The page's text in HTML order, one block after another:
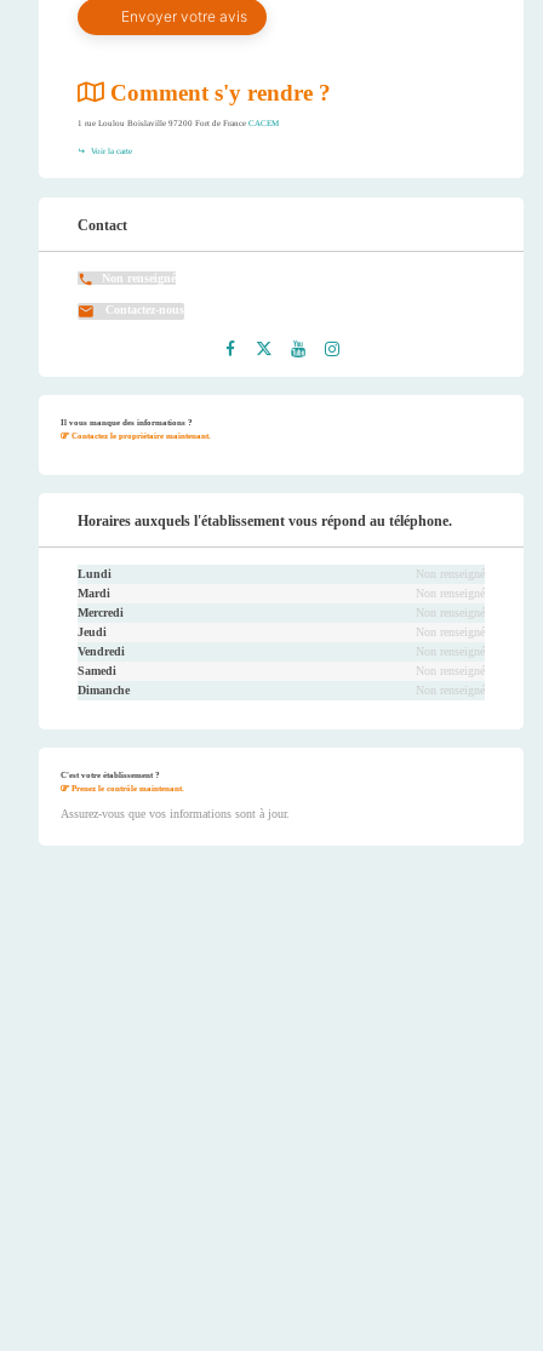
Comment s'y rendre ?
1 rue Loulou Boislaville 97200 Fort de France CACEM
Voir la carte
Contact
Non renseigné
Contactez-nous
Il vous manque des informations ?
Contactez le propriétaire maintenant.
Horaires auxquels l'établissement vous répond au téléphone.
Lundi
Non renseigné
Mardi
Non renseigné
Mercredi
Non renseigné
Jeudi
Non renseigné
Vendredi
Non renseigné
Samedi
Non renseigné
Dimanche
Non renseigné
C'est votre établissement ?
Prenez le contrôle maintenant.
Assurez-vous que vos informations sont à jour.